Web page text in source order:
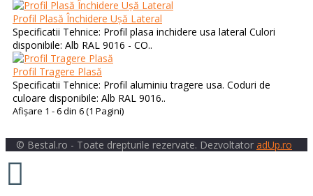
Profil Plasă Închidere Ușă Lateral
Specificatii Tehnice: Profil plasa inchidere usa lateral Culori
disponibile: Alb RAL 9016 - CO..
Profil Tragere Plasă
Specificatii Tehnice: Profil aluminiu tragere usa. Coduri de
culoare disponibile: Alb RAL 9016..
Afişare 1 - 6 din 6 (1 Pagini)
© Bestal.ro - Toate drepturile rezervate. Dezvoltator adUp.ro